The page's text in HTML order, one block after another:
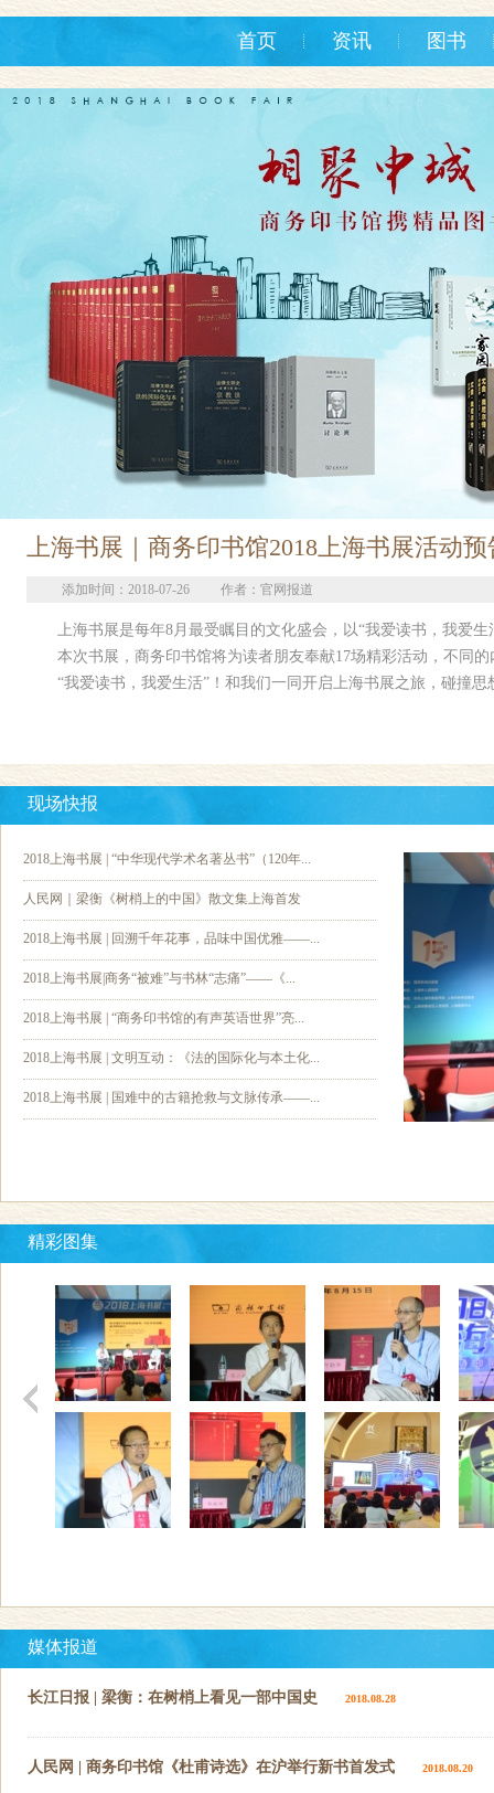
首页 资讯 图书
上海书展｜商务印书馆2018上海书展活动预
添加时间：2018-07-26 作者：官网报道
上海书展是每年8月最受瞩目的文化盛会，以“我爱读书，我爱生
本次书展，商务印书馆将为读者朋友奉献17场精彩活动，不同的
“我爱读书，我爱生活”！和我们一同开启上海书展之旅，碰撞思
现场快报
2018上海书展 | “中华现代学术名著丛书”（120年...
人民网｜梁衡《树梢上的中国》散文集上海首发
2018上海书展 | 回溯千年花事，品味中国优雅——...
2018上海书展|商务“被难”与书林“志痛”——《...
2018上海书展 | “商务印书馆的有声英语世界”亮...
2018上海书展 | 文明互动：《法的国际化与本土化...
2018上海书展 | 国难中的古籍抢救与文脉传承——...
精彩图集
媒体报道
长江日报 | 梁衡：在树梢上看见一部中国史 2018.08.28
人民网 | 商务印书馆《杜甫诗选》在沪举行新书首发式 2018.08.20